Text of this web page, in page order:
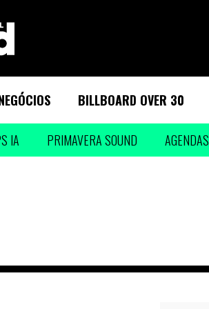
BILLBOARD OVER 30
IA PRIMAVERA SOUND AGENDAS